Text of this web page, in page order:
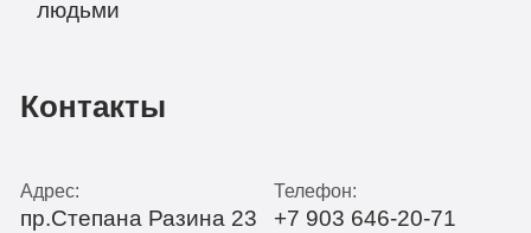
Контакты
Адрес:
пр.Степана Разина 23
Телефон:
+7 903 646-20-71